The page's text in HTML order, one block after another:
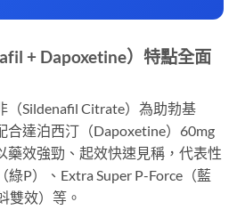
+ Dapoxetine）特點全面
（Sildenafil Citrate）為助勃基
合達泊西汀（Dapoxetine）60mg
藥效強勁、起效快速見稱，代表性
綠P）、Extra Super P-Force（藍
雙效）等。